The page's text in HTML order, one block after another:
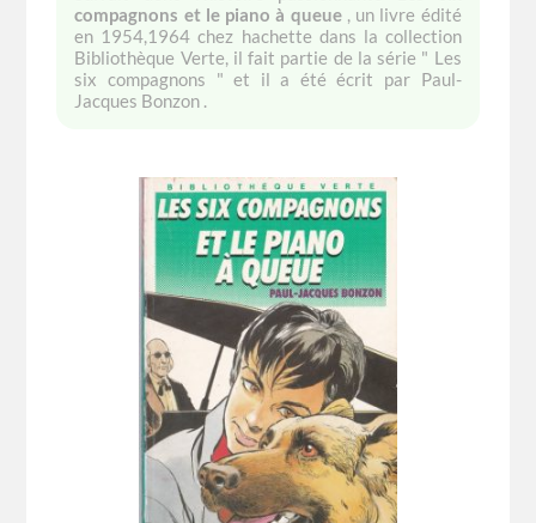
compagnons et le piano à queue, un livre édité
en 1954,1964 chez hachette dans la collection
Bibliothèque Verte, il fait partie de la série " Les
six compagnons " et il a été écrit par Paul-
Jacques Bonzon .